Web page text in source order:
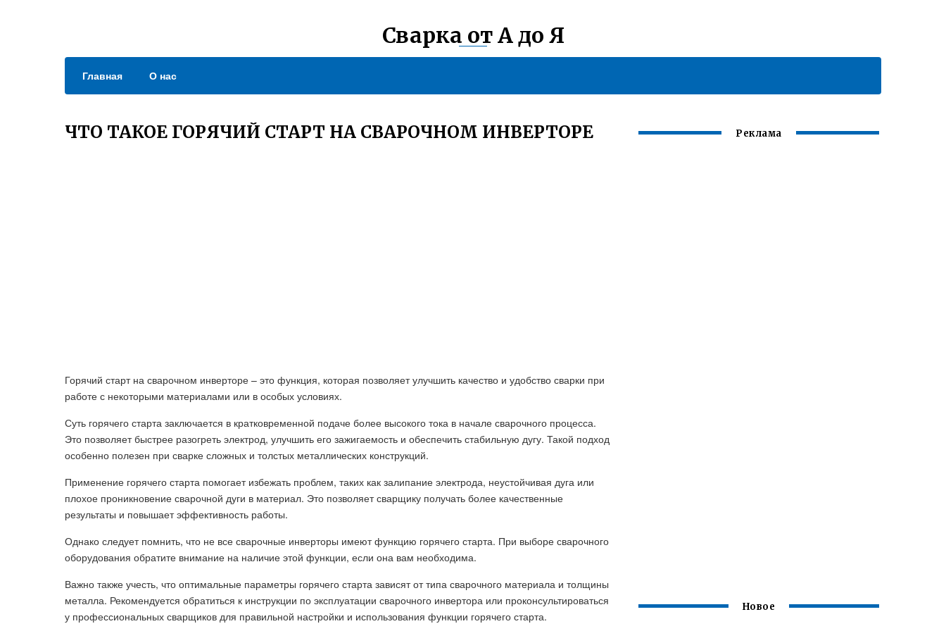
Сварка от А до Я
Главная О нас
ЧТО ТАКОЕ ГОРЯЧИЙ СТАРТ НА СВАРОЧНОМ ИНВЕРТОРЕ
Горячий старт на сварочном инверторе – это функция, которая позволяет улучшить качество и удобство сварки при
работе с некоторыми материалами или в особых условиях.
Суть горячего старта заключается в кратковременной подаче более высокого тока в начале сварочного процесса.
Это позволяет быстрее разогреть электрод, улучшить его зажигаемость и обеспечить стабильную дугу. Такой подход
особенно полезен при сварке сложных и толстых металлических конструкций.
Применение горячего старта помогает избежать проблем, таких как залипание электрода, неустойчивая дуга или
плохое проникновение сварочной дуги в материал. Это позволяет сварщику получать более качественные
результаты и повышает эффективность работы.
Однако следует помнить, что не все сварочные инверторы имеют функцию горячего старта. При выборе сварочного
оборудования обратите внимание на наличие этой функции, если она вам необходима.
Важно также учесть, что оптимальные параметры горячего старта зависят от типа сварочного материала и толщины
металла. Рекомендуется обратиться к инструкции по эксплуатации сварочного инвертора или проконсультироваться
у профессиональных сварщиков для правильной настройки и использования функции горячего старта.
Реклама
Новое